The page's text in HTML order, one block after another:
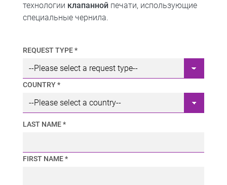
технологии клапанной печати, использующие
специальные чернила.
REQUEST TYPE *
COUNTRY *
LAST NAME *
FIRST NAME *